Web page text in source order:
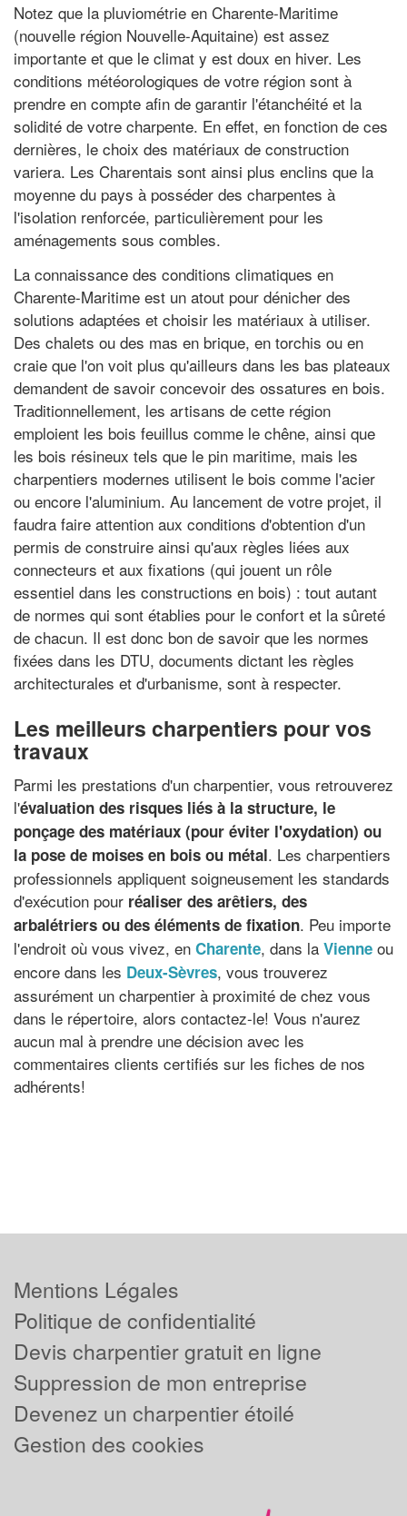
Notez que la pluviométrie en Charente-Maritime
(nouvelle région Nouvelle-Aquitaine) est assez
importante et que le climat y est doux en hiver. Les
conditions météorologiques de votre région sont à
prendre en compte afin de garantir l'étanchéité et la
solidité de votre charpente. En effet, en fonction de ces
dernières, le choix des matériaux de construction
variera. Les Charentais sont ainsi plus enclins que la
moyenne du pays à posséder des charpentes à
l'isolation renforcée, particulièrement pour les
aménagements sous combles.
La connaissance des conditions climatiques en
Charente-Maritime est un atout pour dénicher des
solutions adaptées et choisir les matériaux à utiliser.
Des chalets ou des mas en brique, en torchis ou en
craie que l'on voit plus qu'ailleurs dans les bas plateaux
demandent de savoir concevoir des ossatures en bois.
Traditionnellement, les artisans de cette région
emploient les bois feuillus comme le chêne, ainsi que
les bois résineux tels que le pin maritime, mais les
charpentiers modernes utilisent le bois comme l'acier
ou encore l'aluminium. Au lancement de votre projet, il
faudra faire attention aux conditions d'obtention d'un
permis de construire ainsi qu'aux règles liées aux
connecteurs et aux fixations (qui jouent un rôle
essentiel dans les constructions en bois) : tout autant
de normes qui sont établies pour le confort et la sûreté
de chacun. Il est donc bon de savoir que les normes
fixées dans les DTU, documents dictant les règles
architecturales et d'urbanisme, sont à respecter.
Les meilleurs charpentiers pour vos
travaux
Parmi les prestations d'un charpentier, vous retrouverez
l'évaluation des risques liés à la structure, le
ponçage des matériaux (pour éviter l'oxydation) ou
la pose de moises en bois ou métal. Les charpentiers
professionnels appliquent soigneusement les standards
d'exécution pour réaliser des arêtiers, des
arbalétriers ou des éléments de fixation. Peu importe
l'endroit où vous vivez, en Charente, dans la Vienne ou
encore dans les Deux-Sèvres, vous trouverez
assurément un charpentier à proximité de chez vous
dans le répertoire, alors contactez-le! Vous n'aurez
aucun mal à prendre une décision avec les
commentaires clients certifiés sur les fiches de nos
adhérents!
Mentions Légales
Politique de confidentialité
Devis charpentier gratuit en ligne
Suppression de mon entreprise
Devenez un charpentier étoilé
Gestion des cookies